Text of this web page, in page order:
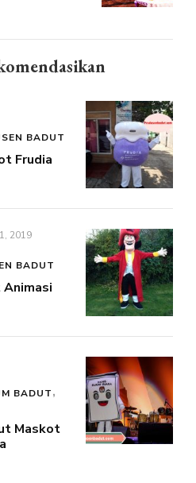
BADUT
Frudia
2019
BADUT
BADUT
Maskot